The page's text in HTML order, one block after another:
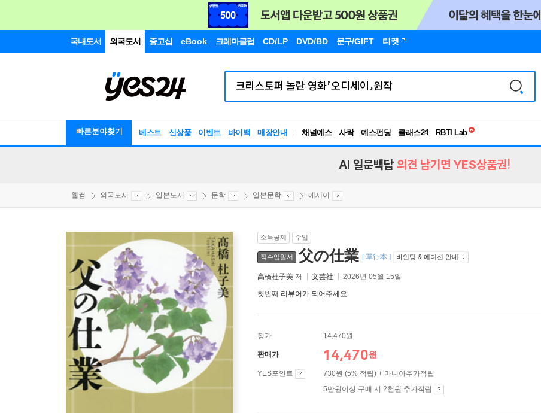
국내도서 외국도서 중고샵 eBook 크레마클럽 CD/LP DVD/BD 문구/GIFT 티켓
빠른분야찾기 베스트 신상품 이벤트 바이백 매장안내 채널예스 사락 예스펀딩 클래스24
독서유형검사
AI 일문백답 의견 남기면 YES상품권!
웰컴 외국도서 일본도서 문학 일본문학 에세이
소득공제 수입
직수입일서 父の仕業 [ 單行本 ] 바인딩 & 에디션 안내
高橋杜子美 저 文芸社 2026년 05월 15일
첫번째 리뷰어가 되어주세요.
정가 14,470원
판매가 14,470원
YES포인트
730원 (5% 적립) + 마니아추가적립
5만원이상 구매 시 2천원 추가적립